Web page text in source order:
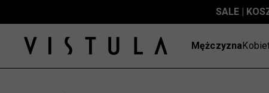
SALE |
Mężczyzna